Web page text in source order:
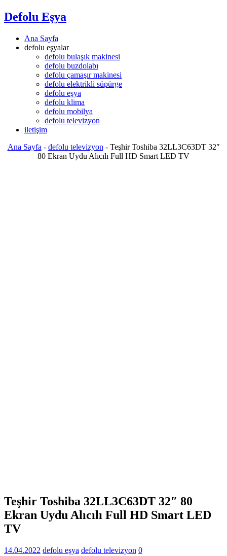
Defolu Eşya
Ana Sayfa
defolu eşyalar
defolu bulaşık makinesi
defolu buzdolabı
defolu çamaşır makinesi
defolu elektrikli süpürge
defolu eşya
defolu klima
defolu mobilya
defolu televizyon
iletişim
Ana Sayfa - defolu televizyon - Teşhir Toshiba 32LL3C63DT 32″
80 Ekran Uydu Alıcılı Full HD Smart LED TV
Teşhir Toshiba 32LL3C63DT 32″ 80
Ekran Uydu Alıcılı Full HD Smart LED
TV
14.04.2022 defolu eşya defolu televizyon 0